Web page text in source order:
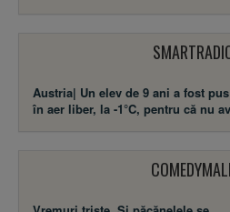
Austria| Un elev de 9 ani a fost
în aer liber, la -1°C, pentru că nu